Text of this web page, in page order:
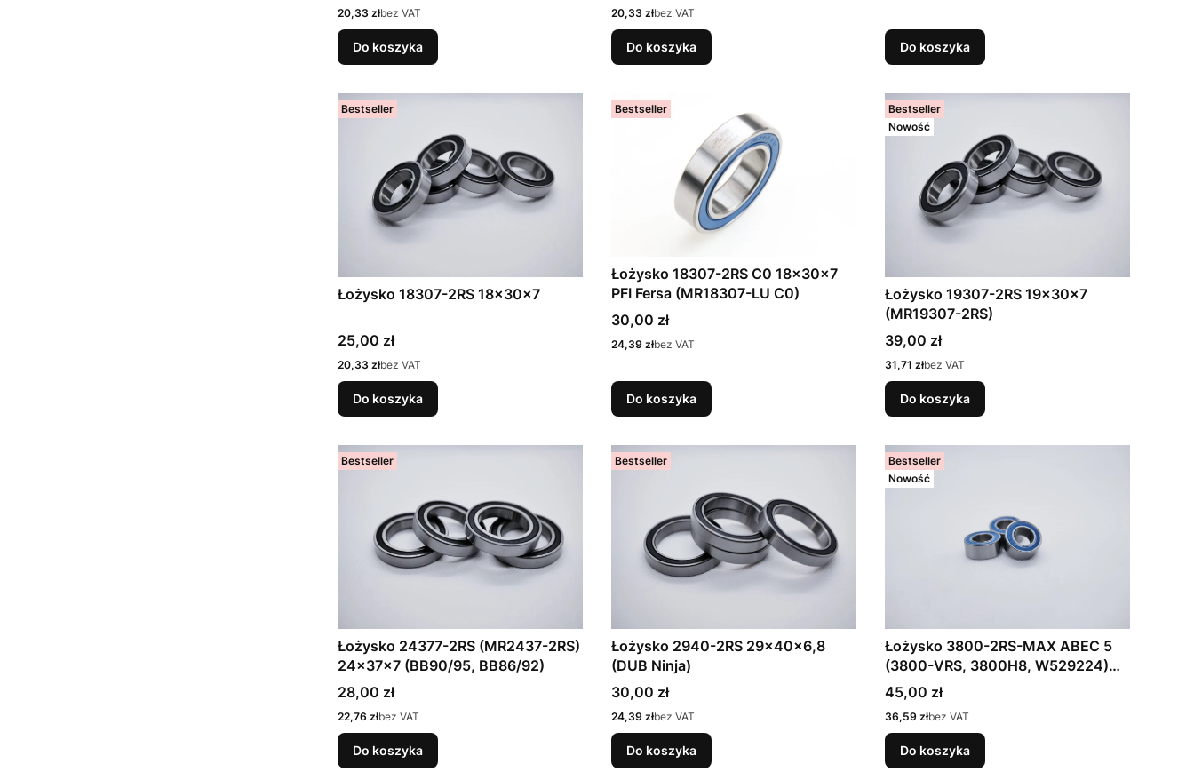
Cena
20,33 złbez VAT
Do koszyka
Cena
20,33 złbez VAT
Do koszyka Do koszyka
Bestseller
Łożysko 18307-2RS 18x30x7
Cena
25,00 zł
Cena
20,33 złbez VAT
Do koszyka
Bestseller
Łożysko 18307-2RS C0 18x30x7
PFI Fersa (MR18307-LU C0)
Cena
30,00 zł
Cena
24,39 złbez VAT
Do koszyka
Bestseller
Nowość
Łożysko 19307-2RS 19x30x7
(MR19307-2RS)
Cena
39,00 zł
Cena
31,71 złbez VAT
Do koszyka
Bestseller
Łożysko 24377-2RS (MR2437-2RS)
24x37x7 (BB90/95, BB86/92)
Cena
28,00 zł
Cena
22,76 złbez VAT
Do koszyka
Bestseller
Łożysko 2940-2RS 29x40x6,8
(DUB Ninja)
Cena
30,00 zł
Cena
24,39 złbez VAT
Do koszyka
Bestseller
Nowość
Łożysko 3800-2RS-MAX ABEC 5
(3800-VRS, 3800H8, W529224)
10x19x8
Cena
45,00 zł
Cena
36,59 złbez VAT
Do koszyka